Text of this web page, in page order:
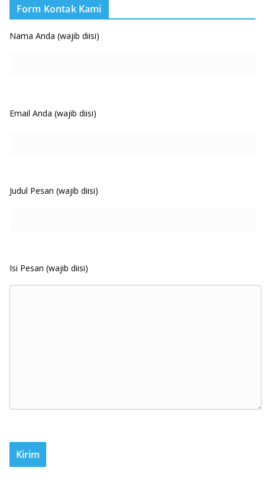
Form Kontak Kami
Nama Anda (wajib diisi)
Email Anda (wajib diisi)
Judul Pesan (wajib diisi)
Isi Pesan (wajib diisi)